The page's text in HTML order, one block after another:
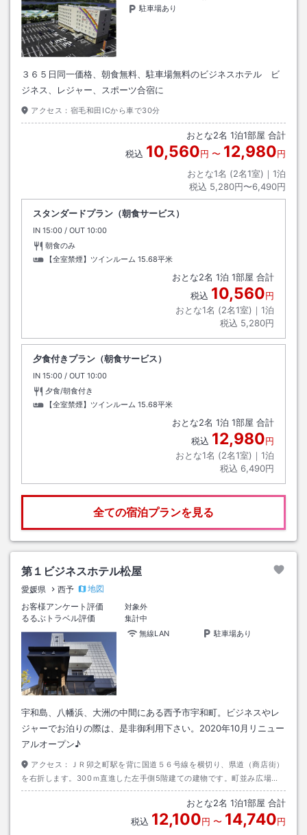
駐車場あり
３６５日同一価格、朝食無料、駐車場無料のビジネスホテル ビ
ジネス、レジャー、スポーツ合宿に
アクセス： 宿毛和田ICから車で30分
おとな2名 1泊1部屋 合計
税込 10,560円 〜 12,980円
おとな1名 (2名1室)｜ 1泊
税込 5,280円〜6,490円
スタンダードプラン（朝食サービス）
IN チェックイン
15:00 / OUT チェックアウト
10:00
朝食のみ
【全室禁煙】ツインルーム 15.68平米
おとな2名 1泊 1部屋 合計
税込 10,560円
おとな1名 (2名1室)｜ 1泊
税込 5,280円
夕食付きプラン（朝食サービス）
IN チェックイン
15:00 / OUT チェックアウト
10:00
夕食/朝食付き
【全室禁煙】ツインルーム 15.68平米
おとな2名 1泊 1部屋 合計
税込 12,980円
おとな1名 (2名1室)｜ 1泊
税込 6,490円
全ての宿泊プランを見る
第１ビジネスホテル松屋
愛媛県 西予
地図
お客様アンケート評価
対象外
るるぶトラベル評価
集計中
無線LAN
駐車場あり
宇和島、八幡浜、大洲の中間にある西予市宇和町。ビジネスやレ
ジャーでお泊りの際は、是非御利用下さい。2020年10月リニュー
アルオープン♪
アクセス：
ＪＲ卯之町駅を背に国道５６号線を横切り、県道（商店街）
を右折します。300ｍ直進した左手側5階建ての建物です。町並み広場横
にあります。
おとな2名 1泊1部屋 合計
税込 12,100円 〜 14,740円